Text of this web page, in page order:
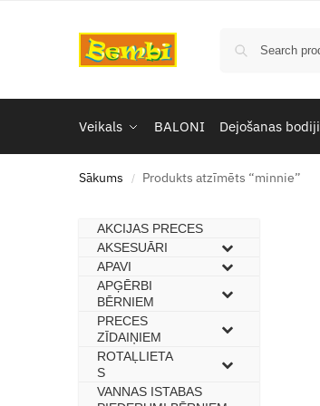
Veikals BALONI Dejošanas bodiji
Sākums / Produkts atzīmēts “minnie”
AKCIJAS PRECES
–
AKSESUĀRI
–
APAVI
–
APĢĒRBI
BĒRNIEM
–
PRECES
ZĪDAIŅIEM
–
ROTAĻLIETA
S
–
VANNAS ISTABAS
–